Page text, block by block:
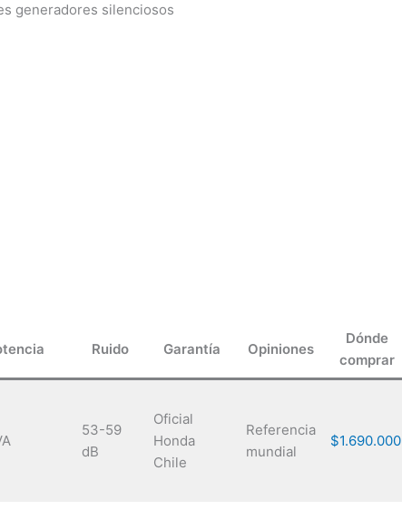
generadores silenciosos
Ruido Garantía Opiniones
Dónde
comprar
53-59
dB
Oficial
Honda
Chile
Referencia
mundial
$1.690.000